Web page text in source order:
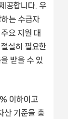
공합니다. 우
는 수급자
요 지원 대
실히 필요한
받을 수 있
이하이고
산 기준을 충